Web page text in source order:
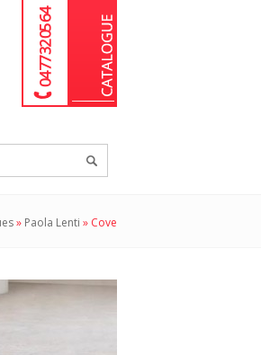
04 77 32 05 64
» Paola Lenti » Cove